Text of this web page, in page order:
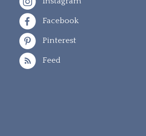
Facebook
Pinterest
Feed